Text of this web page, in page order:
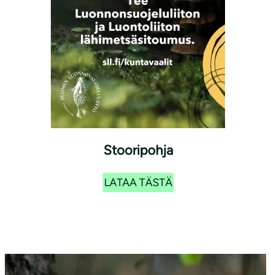
Stooripohja
LATAA TÄSTÄ